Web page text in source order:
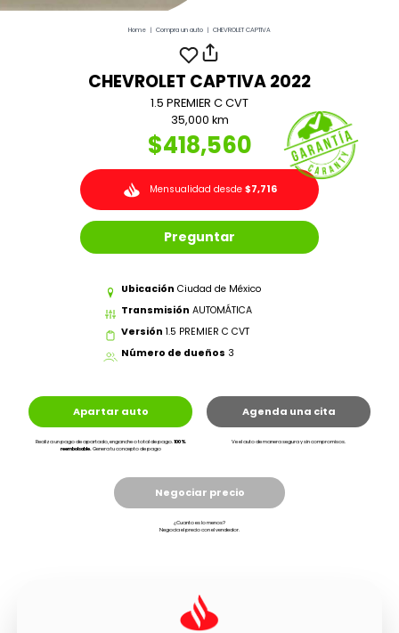
Home | Compra un auto | CHEVROLET CAPTIVA
CHEVROLET CAPTIVA 2022
1.5 PREMIER C CVT
35,000 km
$418,560
Mensualidad desde$7,716
Preguntar
Ubicación Ciudad de México
Transmisión AUTOMÁTICA
Versión 1.5 PREMIER C CVT
Número de dueños 3
Apartar auto
Realiza un pago de apartado, enganche o total de pago. 100%
reembolsable. Genera tu concepto de pago
Agenda una cita
Ve el auto de manera segura y sin compromisos.
Negociar precio
¿Cuanto es lo menos?
Negocia el precio con el vendedor.